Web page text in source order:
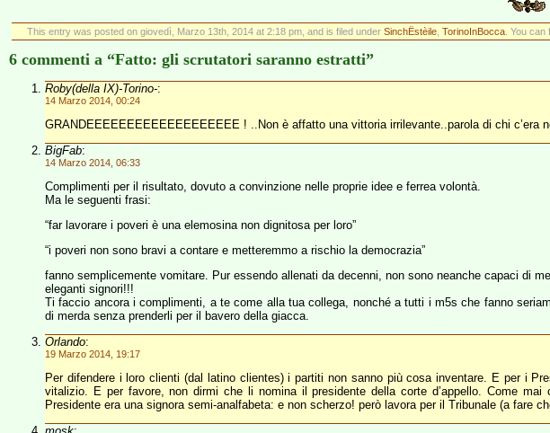
This entry was posted on giovedì, Marzo 13th, 2014 at 2:18 pm, and is filed under SinchËstèile, TorinoInBocca. You can
6 commenti a “Fatto: gli scrutatori saranno estratti”
Roby(della IX)-Torino-:
14 Marzo 2014, 00:24
GRANDEEEEEEEEEEEEEEEEEEE ! ..Non è affatto una vittoria irrilevante..parola di chi c’era
BigFab:
14 Marzo 2014, 06:33
Complimenti per il risultato, dovuto a convinzione nelle proprie idee e ferrea volontà.
Ma le seguenti frasi:
“far lavorare i poveri è una elemosina non dignitosa per loro”
“i poveri non sono bravi a contare e metteremmo a rischio la democrazia”
fanno semplicemente vomitare. Pur essendo allenati da decenni, non sono neanche capaci di
eleganti signori!!!
Ti faccio ancora i complimenti, a te come alla tua collega, nonché a tutti i m5s che fanno
di merda senza prenderli per il bavero della giacca.
Orlando:
19 Marzo 2014, 19:17
Per difendere i loro clienti (dal latino clientes) i partiti non sanno più cosa inventare. E per i
vitalizio. E per favore, non dirmi che li nomina il presidente della corte d’appello. Come
Presidente era una signora semi-analfabeta: e non scherzo! però lavora per il Tribunale (a fare